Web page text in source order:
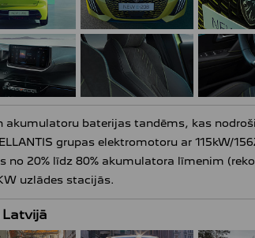
baterijas tandēms, kas
grupas elektromotoru ar 115kW/
20% līdz 80% akumulatora līmenim
uzlādes stacijās.